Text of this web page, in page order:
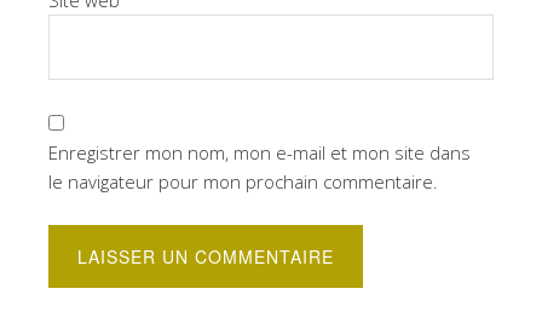
Enregistrer mon nom, mon e-mail et mon site dans
le navigateur pour mon prochain commentaire.